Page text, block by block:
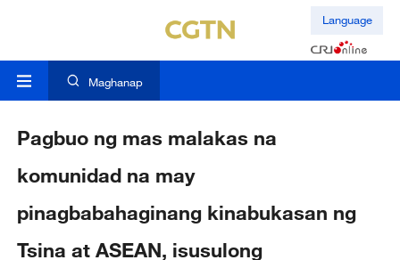
Language
Maghanap
Pagbuo ng mas malakas na
komunidad na may
pinagbabahaginang kinabukasan ng
Tsina at ASEAN, isusulong